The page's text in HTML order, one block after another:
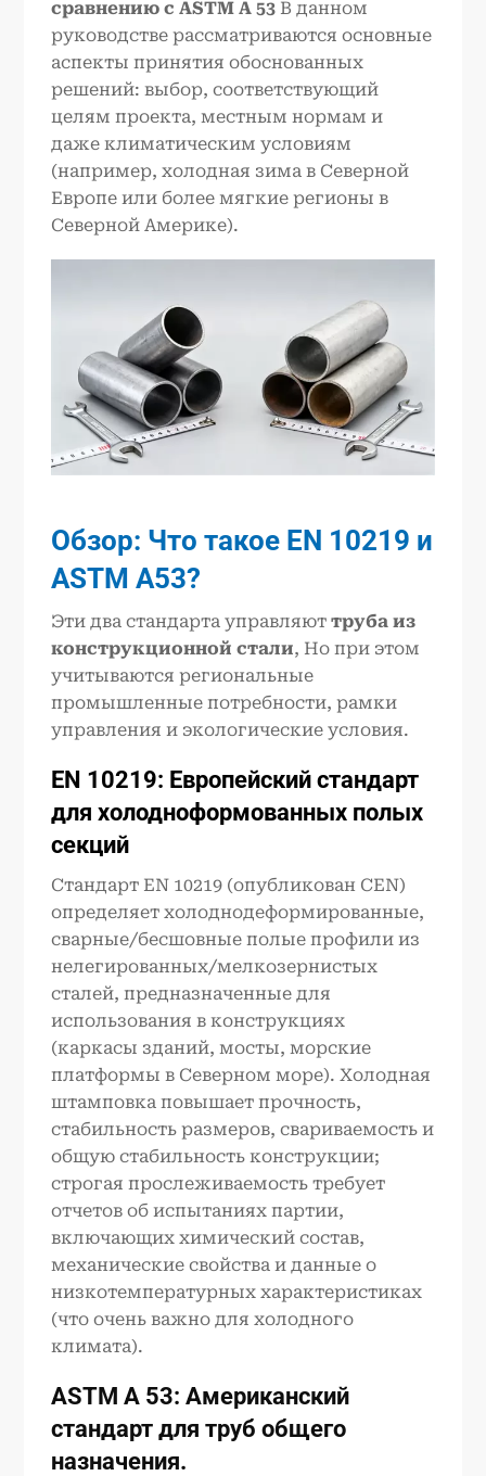
сравнению с ASTM A 53 В данном
руководстве рассматриваются основные
аспекты принятия обоснованных
решений: выбор, соответствующий
целям проекта, местным нормам и
даже климатическим условиям
(например, холодная зима в Северной
Европе или более мягкие регионы в
Северной Америке).
Обзор: Что такое EN 10219 и
ASTM A53?
Эти два стандарта управляюттруба из
конструкционной стали, Но при этом
учитываются региональные
промышленные потребности, рамки
управления и экологические условия.
EN 10219: Европейский стандарт
для холодноформованных полых
секций
Стандарт EN 10219 (опубликован CEN)
определяет холоднодеформированные,
сварные/бесшовные полые профили из
нелегированных/мелкозернистых
сталей, предназначенные для
использования в конструкциях
(каркасы зданий, мосты, морские
платформы в Северном море). Холодная
штамповка повышает прочность,
стабильность размеров, свариваемость и
общую стабильность конструкции;
строгая прослеживаемость требует
отчетов об испытаниях партии,
включающих химический состав,
механические свойства и данные о
низкотемпературных характеристиках
(что очень важно для холодного
климата).
ASTM A 53: Американский
стандарт для труб общего
назначения.